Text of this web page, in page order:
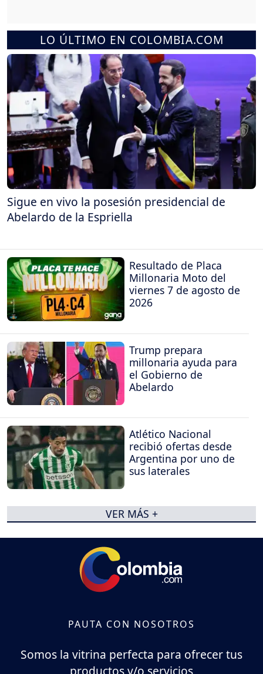
LO ÚLTIMO EN COLOMBIA.COM
Sigue en vivo la posesión presidencial de
Abelardo de la Espriella
Resultado de Placa
Millonaria Moto del
viernes 7 de agosto de
2026
Trump prepara
millonaria ayuda para
el Gobierno de
Abelardo
Atlético Nacional
recibió ofertas desde
Argentina por uno de
sus laterales
VER MÁS +
PAUTA CON NOSOTROS
Somos la vitrina perfecta para ofrecer tus
productos y/o servicios